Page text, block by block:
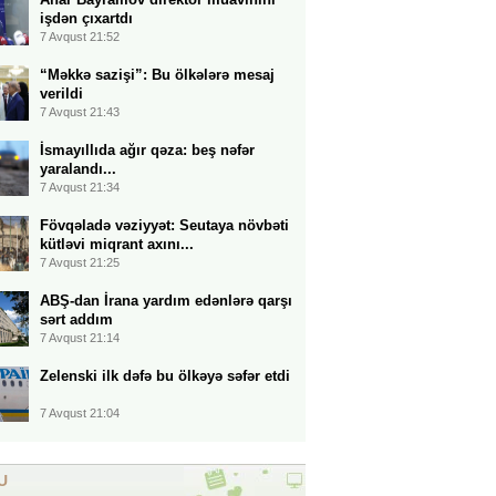
işdən çıxartdı
7 Avqust 21:52
“Məkkə sazişi”: Bu ölkələrə mesaj
verildi
7 Avqust 21:43
İsmayıllıda ağır qəza: beş nəfər
yaralandı...
7 Avqust 21:34
Fövqəladə vəziyyət: Seutaya növbəti
kütləvi miqrant axını...
7 Avqust 21:25
ABŞ-dan İrana yardım edənlərə qarşı
sərt addım
7 Avqust 21:14
Zelenski ilk dəfə bu ölkəyə səfər etdi
7 Avqust 21:04